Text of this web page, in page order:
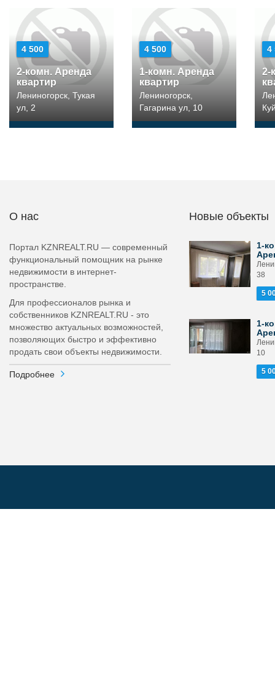
4 500
2-комн. Аренда
квартир
Лениногорск, Тукая
ул, 2
4 500
1-комн. Аренда
квартир
Лениногорск,
Гагарина ул, 10
4
2-
О нас
Портал KZNREALT.RU — современный
функциональный помощник на рынке
недвижимости в интернет-
пространстве.
Для профессионалов рынка и
собственников KZNREALT.RU - это
множество актуальных возможностей,
позволяющих быстро и эффективно
продать свои объекты недвижимости.
Подробнее
Новые объекты
1-
38
5
1-
10
5